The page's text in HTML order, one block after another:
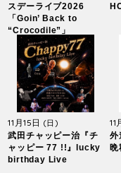
スデーライブ2026
「Goin’ Back to
“Crocodile”」
11月15日 (日)
武田チャッピー治『チ
ャッピー 77 !!』lucky
birthday Live
11
外
晩